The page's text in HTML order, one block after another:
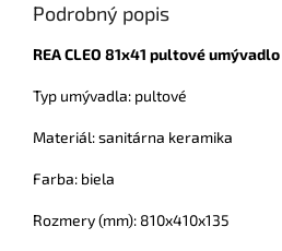
Podrobný popis
REA CLEO 81x41 pultové umývadlo
Typ umývadla: pultové
Materiál: sanitárna keramika
Farba: biela
Rozmery (mm): 810x410x135